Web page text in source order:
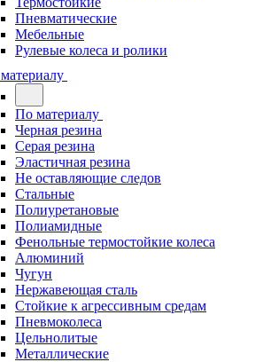
Пневматические
Мебельные
Рулевые колеса и ролики
По материалу
Черная резина
Серая резина
Эластичная резина
Не оставляющие следов
Стальные
Полиуретановые
Полиамидные
Фенольные термостойкие колеса
Алюминий
Чугун
Нержавеющая сталь
Стойкие к агрессивным средам
Пневмоколеса
Цельнолитые
Металлические